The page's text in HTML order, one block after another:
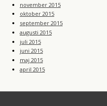
november 2015
oktober 2015
september 2015
augusti 2015
juli 2015
juni 2015
maj 2015
april 2015